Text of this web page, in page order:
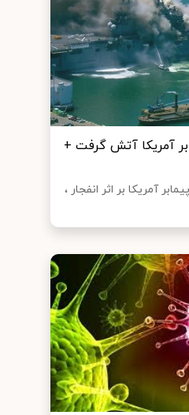
آمریکا آتش گرفت +
آمریکا بر اثر انفجار ،